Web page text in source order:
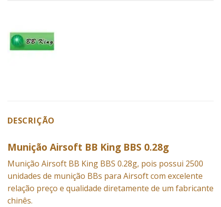
DESCRIÇÃO
Munição Airsoft BB King BBS 0.28g
Munição Airsoft BB King BBS 0.28g, pois possui 2500
unidades de munição BBs para Airsoft com excelente
relação preço e qualidade diretamente de um fabricante
chinês.